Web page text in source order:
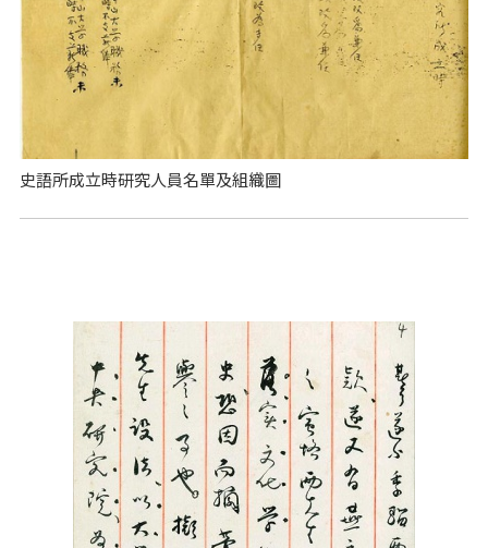
史語所成立時研究人員名單及組織圖